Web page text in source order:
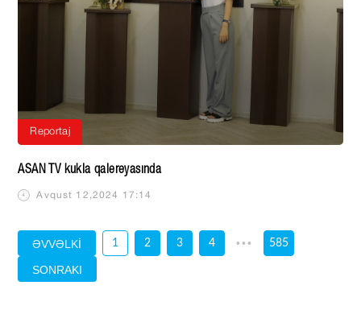
ASAN TV kukla qalereyasında
Avqust 12,2024 17:14
Reportaj
ƏVVƏLKİ 1 2 3 4 ••• 585
SONRAKI